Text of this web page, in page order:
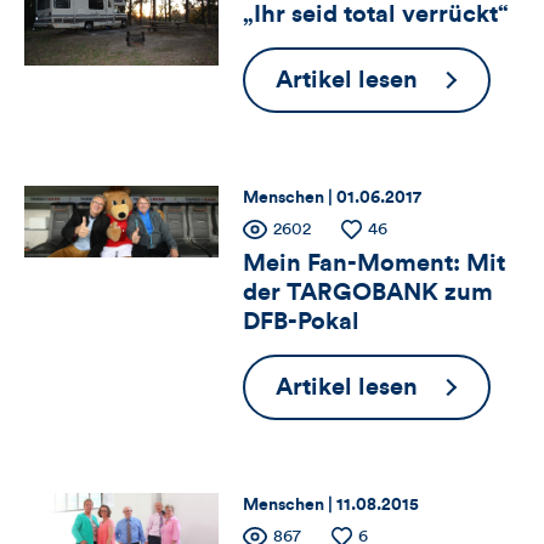
dieses
Artikels
für
Views,
und
Kommentare
dieses
Artikels
der
Views
der
„Ihr seid total verrückt“
Artikel lesen „Ihr
seid
verrückt“
Thema:
Menschen | Datum:
01.06.2017
Zähler
für
Views,
Likes
Kommentare
Anzahl
der
Views
2602
Anzahl
der
Likes
46
Mein Fan-Moment: Mit
der TARGOBANK zum
DFB-Pokal
Artikel lesen Mein
Fan-
Mit
Thema:
Menschen | Datum:
11.08.2015
Anzahl
867
Anzahl
6